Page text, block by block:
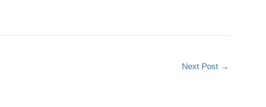
Next Post →